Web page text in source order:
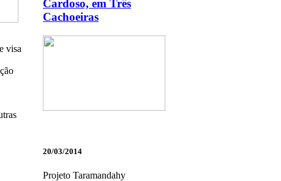
visa
Cardoso, em Três
Cachoeiras
20/03/2014
Projeto Taramandahy